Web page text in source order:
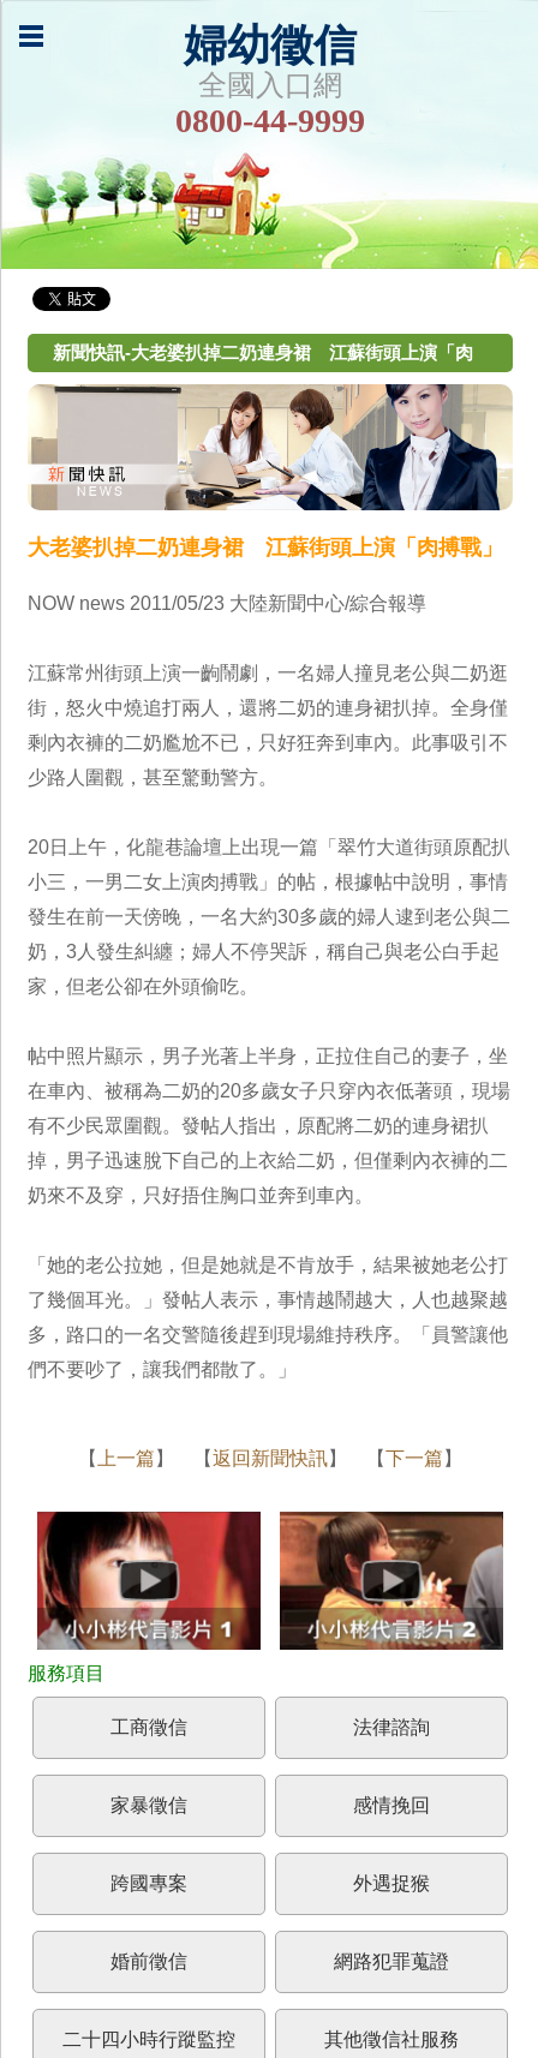
婦幼徵信
全國入口網
0800-44-9999
新聞快訊-大老婆扒掉二奶連身裙 江蘇街頭上演「肉
搏戰」
大老婆扒掉二奶連身裙 江蘇街頭上演「肉搏戰」
NOW news 2011/05/23 大陸新聞中心/綜合報導
江蘇常州街頭上演一齣鬧劇，一名婦人撞見老公與二奶逛
街，怒火中燒追打兩人，還將二奶的連身裙扒掉。全身僅
剩內衣褲的二奶尷尬不已，只好狂奔到車內。此事吸引不
少路人圍觀，甚至驚動警方。
20日上午，化龍巷論壇上出現一篇「翠竹大道街頭原配扒
小三，一男二女上演肉搏戰」的帖，根據帖中說明，事情
發生在前一天傍晚，一名大約30多歲的婦人逮到老公與二
奶，3人發生糾纏；婦人不停哭訴，稱自己與老公白手起
家，但老公卻在外頭偷吃。
帖中照片顯示，男子光著上半身，正拉住自己的妻子，坐
在車內、被稱為二奶的20多歲女子只穿內衣低著頭，現場
有不少民眾圍觀。發帖人指出，原配將二奶的連身裙扒
掉，男子迅速脫下自己的上衣給二奶，但僅剩內衣褲的二
奶來不及穿，只好捂住胸口並奔到車內。
「她的老公拉她，但是她就是不肯放手，結果被她老公打
了幾個耳光。」發帖人表示，事情越鬧越大，人也越聚越
多，路口的一名交警隨後趕到現場維持秩序。「員警讓他
們不要吵了，讓我們都散了。」
【 上一篇 】 【返回新聞快訊】 【下一篇 】
工商徵信 法律諮詢
家暴徵信 感情挽回
跨國專案 外遇捉猴
婚前徵信 網路犯罪蒐證
二十四小時行蹤監控 其他徵信社服務